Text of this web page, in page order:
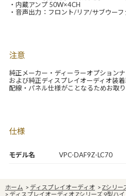
モデル名 VPC-DAF9Z-LC70
・内蔵アンプ 50W×4CH
・音声出力：フロント/リア/サブウー
注意
純正メーカー・ディーラーオプション
および純正ディスプレイオーディオ装
配線・パネル仕様がことなるためお取り
仕様
ホーム > ディスプレイオーディオ > Zシリー
> ディスプレイオーディオ Zシリーズ 9型ハ